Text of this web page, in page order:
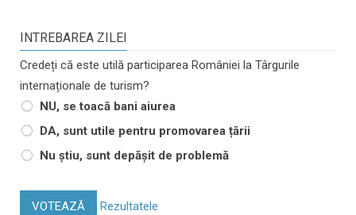
INTREBAREA ZILEI
Credeți că este utilă participarea României la Târgurile
internaționale de turism?
NU, se toacă bani aiurea
DA, sunt utile pentru promovarea țării
Nu știu, sunt depășit de problemă
VOTEAZĂ Rezultatele